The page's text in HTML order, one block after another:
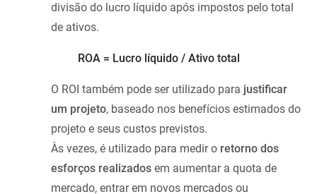
divisão do lucro líquido após impostos pelo total
de ativos.
ROA = Lucro líquido / Ativo total
O ROI também pode ser utilizado para justificar
um projeto, baseado nos benefícios estimados do
projeto e seus custos previstos.
Às vezes, é utilizado para medir o retorno dos
esforços realizados em aumentar a quota de
mercado, entrar em novos mercados ou